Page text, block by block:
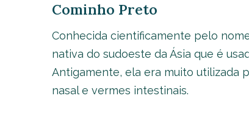
Cominho Preto
Conhecida cientificamente pelo
nativa do sudoeste da Ásia que é
Antigamente, ela era muito utilizada
nasal e vermes intestinais.